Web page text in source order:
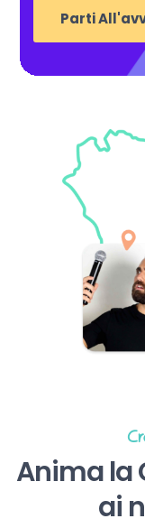
Parti
Anima la
ai